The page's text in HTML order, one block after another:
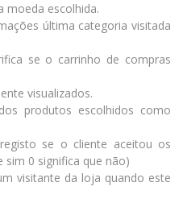
moeda escolhida.
última categoria visitada
se o carrinho de compras
visualizados.
produtos escolhidos como
se o cliente aceitou os
sim 0 significa que não)
visitante da loja quando este